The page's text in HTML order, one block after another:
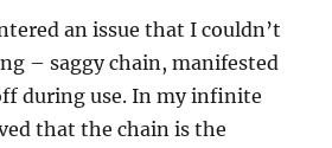
an issue that I couldn’t
– saggy chain, manifested
during use. In my infinite
that the chain is the